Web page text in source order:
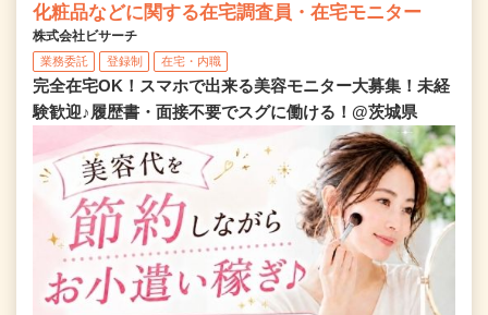
化粧品などに関する在宅調査員・在宅モニター
株式会社ビサーチ
業務委託 登録制 在宅・内職
完全在宅OK！スマホで出来る美容モニター大募集！未経
験歓迎♪履歴書・面接不要でスグに働ける！@茨城県